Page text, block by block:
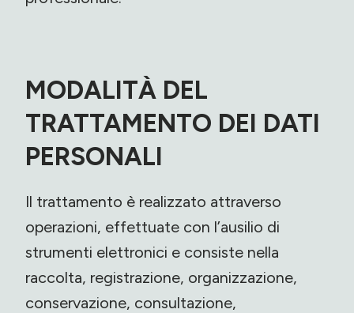
MODALITÀ DEL
TRATTAMENTO DEI DATI
PERSONALI
Il trattamento è realizzato attraverso
operazioni, effettuate con l’ausilio di
strumenti elettronici e consiste nella
raccolta, registrazione, organizzazione,
conservazione, consultazione,